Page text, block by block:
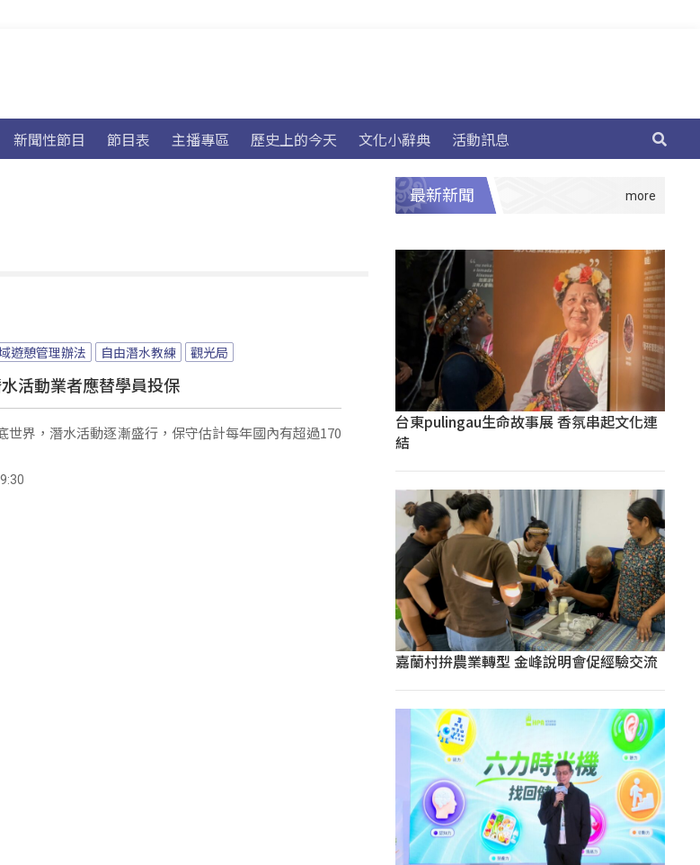
新聞性節目 節目表 主播專區 歷史上的今天 文化小辭典 活動訊息
遊憩管理辦法 自由潛水教練 觀光局
活動業者應替學員投保
世界，潛水活動逐漸盛行，保守估計每年國內有超過170
最新新聞
台東pulingau生命故事展 香氛串起文化連
結
嘉蘭村拚農業轉型 金峰說明會促經驗交流